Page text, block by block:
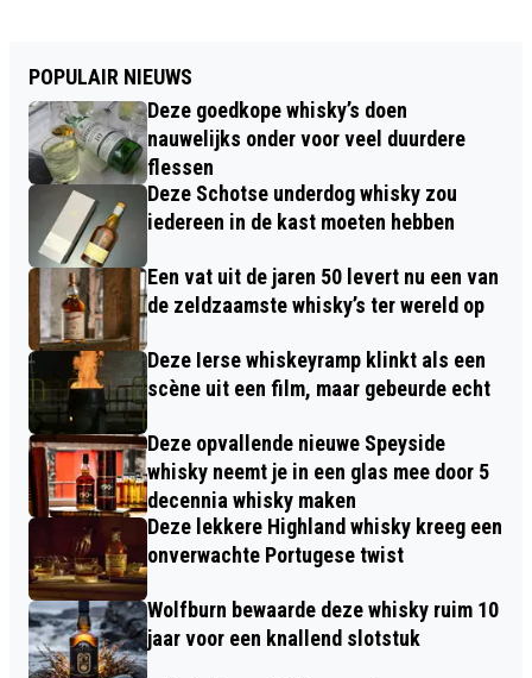
POPULAIR NIEUWS
Deze goedkope whisky’s doen
nauwelijks onder voor veel duurdere
flessen
Deze Schotse underdog whisky zou
iedereen in de kast moeten hebben
Een vat uit de jaren 50 levert nu een van
de zeldzaamste whisky’s ter wereld op
Deze Ierse whiskeyramp klinkt als een
scène uit een film, maar gebeurde echt
Deze opvallende nieuwe Speyside
whisky neemt je in een glas mee door 5
decennia whisky maken
Deze lekkere Highland whisky kreeg een
onverwachte Portugese twist
Wolfburn bewaarde deze whisky ruim 10
jaar voor een knallend slotstuk